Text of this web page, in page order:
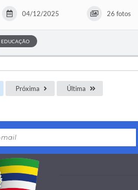
04/12/2025 26 fotos
EDUCAÇÃO
Próxima Última